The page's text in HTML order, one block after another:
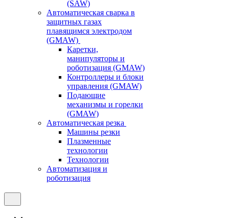
(SAW)
Автоматическая сварка в
защитных газах
плавящимся электродом
(GMAW)
Каретки,
манипуляторы и
роботизация (GMAW)
Контроллеры и блоки
управления (GMAW)
Подающие
механизмы и горелки
(GMAW)
Автоматическая резка
Машины резки
Плазменные
технологии
Технологии
Автоматизация и
роботизация